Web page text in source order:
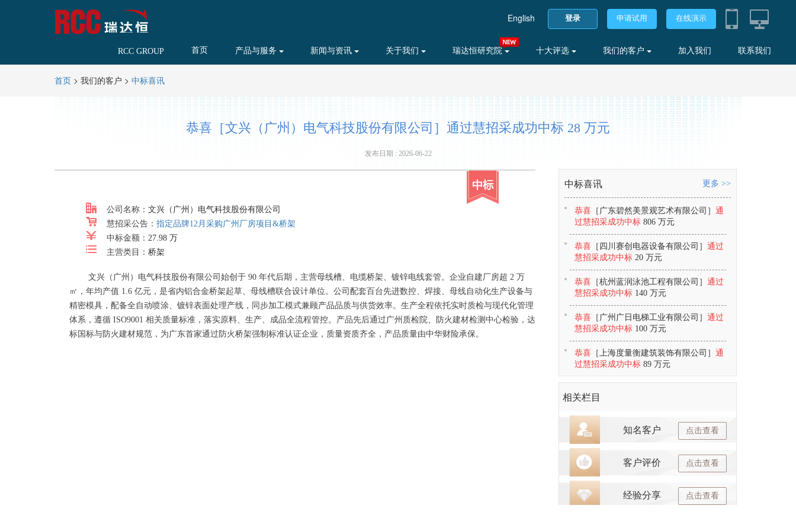
English 登录 申请试用 在线演示
RCC GROUP 首页 产品与服务 新闻与资讯 关于我们 瑞达恒研究院 十大评选 我们的客户 加入我们 联系我们
首页 > 我们的客户 > 中标喜讯
恭喜［文兴（广州）电气科技股份有限公司］通过慧招采成功中标 28 万元
发布日期 : 2026-06-22
公司名称： 文兴（广州）电气科技股份有限公司
慧招采公告： 指定品牌12月采购广州厂房项目&桥架
中标金额： 27.98 万
主营类目： 桥架
文兴（广州）电气科技股份有限公司始创于 90 年代后期，主营母线槽、电缆桥架、镀锌电线套管。企业自建厂房超 2 万
㎡，年均产值 1.6 亿元，是省内铝合金桥架起草、母线槽联合设计单位。公司配套百台先进数控、焊接、母线自动化生产设备与
精密模具，配备全自动喷涂、镀锌表面处理产线，同步加工模式兼顾产品品质与供货效率。生产全程依托实时质检与现代化管理
体系，遵循 ISO9001 相关质量标准，落实原料、生产、成品全流程管控。产品先后通过广州质检院、防火建材检测中心检验，达
标国标与防火建材规范，为广东首家通过防火桥架强制标准认证企业，质量资质齐全，产品质量由中华财险承保。
中标喜讯 更多 >>
恭喜 ［广东碧然美景观艺术有限公司］通
过慧招采成功中标 806 万元
恭喜 ［四川赛创电器设备有限公司］通过
慧招采成功中标 20 万元
恭喜 ［杭州蓝润泳池工程有限公司］通过
慧招采成功中标 140 万元
恭喜 ［广州广日电梯工业有限公司］通过
慧招采成功中标 100 万元
恭喜 ［上海度量衡建筑装饰有限公司］通
过慧招采成功中标 89 万元
相关栏目
知名客户 点击查看
客户评价 点击查看
经验分享 点击查看